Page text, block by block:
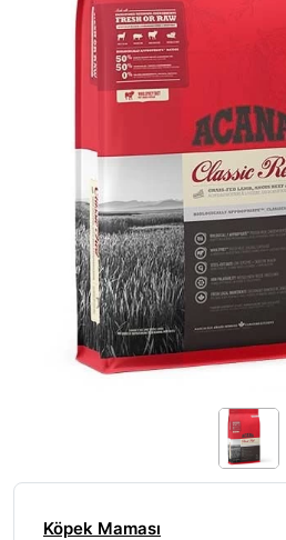
Köpek Maması